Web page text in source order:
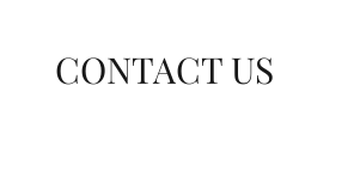
CONTACT US